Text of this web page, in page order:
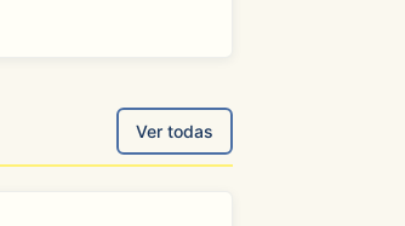
Ver todas